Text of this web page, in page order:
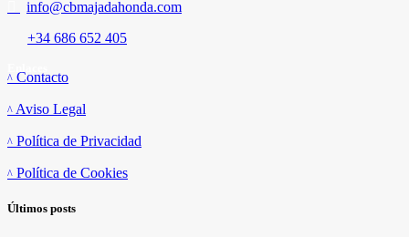
info@cbmajadahonda.com
+34 686 652 405
Contacto
Aviso Legal
Política de Privacidad
Política de Cookies
Últimos posts